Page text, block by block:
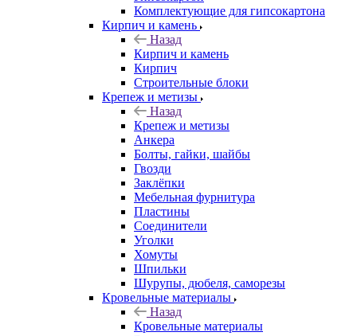
Комплектующие для гипсокартона
Кирпич и камень
Назад
Кирпич и камень
Кирпич
Строительные блоки
Крепеж и метизы
Назад
Крепеж и метизы
Анкера
Болты, гайки, шайбы
Гвозди
Заклёпки
Мебельная фурнитура
Пластины
Соединители
Уголки
Хомуты
Шпильки
Шурупы, дюбеля, саморезы
Кровельные материалы
Назад
Кровельные материалы